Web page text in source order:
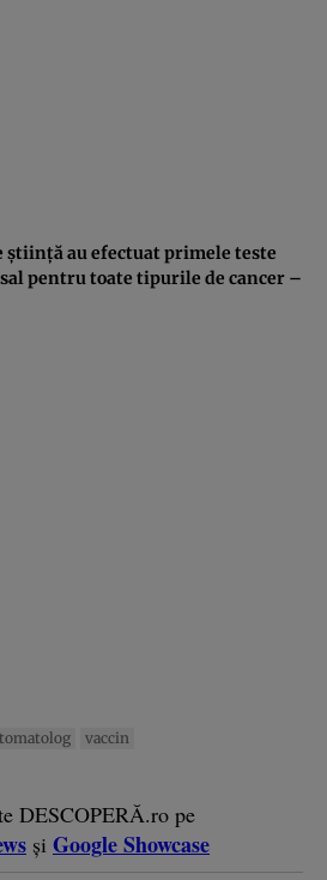
ştiinţă au efectuat primele teste
pentru toate tipurile de cancer –
vaccin
DESCOPERĂ.ro pe
și Google Showcase